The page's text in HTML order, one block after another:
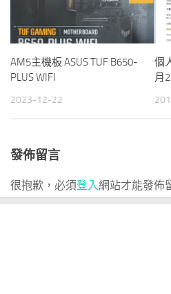
AM5主機板 ASUS TUF B650-
PLUS WIFI
2023-12-22
個
月
發佈留言
很抱歉，必須登入網站才能發佈